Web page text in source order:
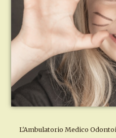
L'Ambulatorio Medico